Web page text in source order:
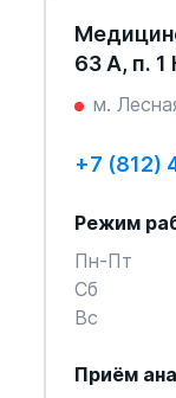
63 А, п. 1
м.
+7 (812)
Режим
Пн-Пт
Cб
Вс
Приём